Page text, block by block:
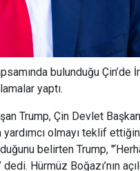
bulunduğu Çin’de
yaptı.
Trump, Çin Devlet
olmayı teklif
belirten Trump,
Hürmüz Boğazı’nın